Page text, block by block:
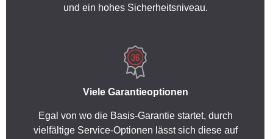
und ein hohes Sicherheitsniveau.
Viele Garantieoptionen
Egal von wo die Basis-Garantie startet, durch
vielfältige Service-Optionen lässt sich diese auf